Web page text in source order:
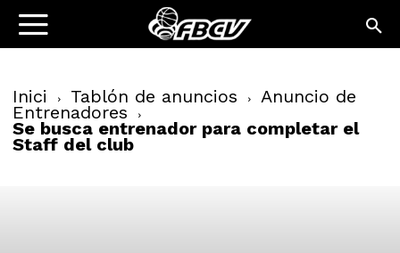
Inici Tablón de anuncios Anuncio de
Entrenadores
Se busca entrenador para completar el
Staff del club